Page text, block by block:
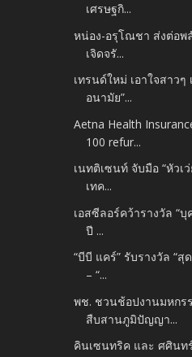
เศรษฐกิ...
หน่อง-อรุโณชา ส่งต่อพ
เจิดจรั...
เทรนด์ใหม่ เอาใจสาว
อนามัย”...
Aetna Health
100 refur...
เนทติเซนท์ จับมือ “หัวเ
เทค...
เอสซีลอร์คว้ารางวัล “
ปี ...
“บีบี แคร์” รับรางวัล “สุ
– “...
พช. ชวนช้อปงานมหกร
สืบสานภูมิปัญญา...
คินเซนทริค และ ศศินท